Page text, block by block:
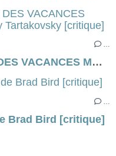
…
HÔTEL TRANSYLVANIE 3 : DES VACANCES MONSTRUEUSES de Genndy Tartakovsky [critique]
Brad Bird [critique]